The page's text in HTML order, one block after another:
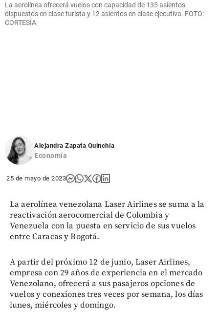
La aerolínea ofrecerá vuelos con capacidad de 135 asientos
dispuestos en clase turista y 12 asientos en clase ejecutiva. FOTO:
CORTESÍA
Alejandra Zapata Quinchía
Economía
25 de mayo de 2023
La aerolínea venezolana Laser Airlines se suma a la
reactivación aerocomercial de Colombia y
Venezuela con la puesta en servicio de sus vuelos
entre Caracas y Bogotá.
A partir del próximo 12 de junio, Laser Airlines,
empresa con 29 años de experiencia en el mercado
Venezolano, ofrecerá a sus pasajeros opciones de
vuelos y conexiones tres veces por semana, los días
lunes, miércoles y domingo.